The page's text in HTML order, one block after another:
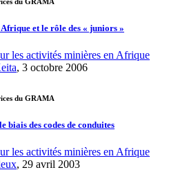
et le rôle des « juniors »
les activités minières en Afrique
, 3 octobre 2006
du GRAMA
biais des codes de conduites
les activités minières en Afrique
, 29 avril 2003